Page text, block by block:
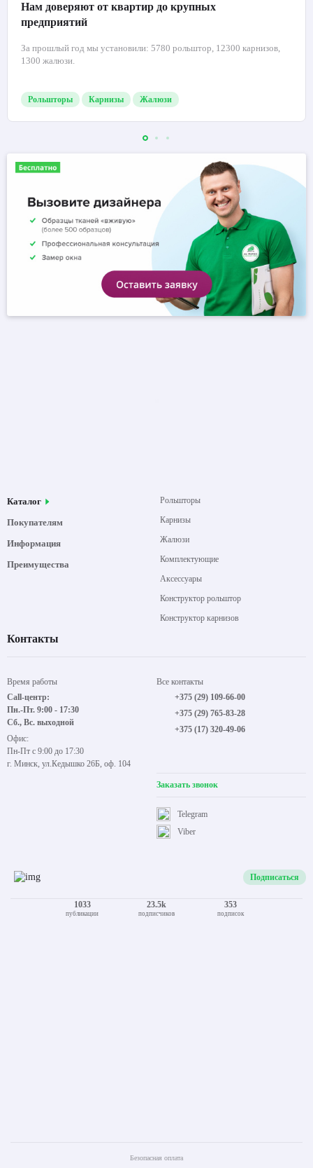
Нам доверяют от квартир до крупных
предприятий
За прошлый год мы установили: 5780 рольштор, 12300 карнизов,
1300 жалюзи.
Рольшторы Карнизы Жалюзи
Каталог
Покупателям
Информация
Преимущества
Рольшторы
Карнизы
Жалюзи
Комплектующие
Аксессуары
Конструктор рольштор
Конструктор карнизов
Контакты
Время работы
Call-центр:
Пн.-Пт. 9:00 - 17:30
Сб., Вс. выходной
Офис:
Пн-Пт с 9:00 до 17:30
г. Минск, ул.Кедышко 26Б, оф. 104
Все контакты
+375 (29) 109-66-00
+375 (29) 765-83-28
+375 (17) 320-49-06
Заказать звонок
Viber
Telegram
Подписаться
1033
публикации
23.5k
подписчиков
353
подписок
Безопасная оплата